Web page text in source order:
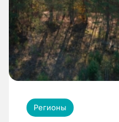
Регионы